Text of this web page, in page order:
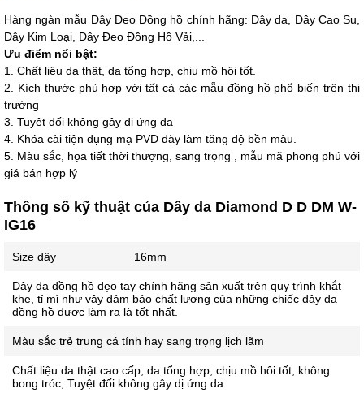
Số 28 Chùa Thông - Sơn Tây - Hà Nội
02437939481
Số 53 Trần Đăng Ninh - Cầu Giấy - Hà Nội
034 629 9090
Showroom 86: BH9A-SP.9A-63 Vinhomes Ocean Park 1, Dương
Xá, Gia Lâm, Thành phố Hà Nội
Hàng ngàn mẫu Dây Đeo Đồng hồ chính hãng: Dây da, Dây Cao Su,
Dây Kim Loại, Dây Đeo Đồng Hồ Vải,...
Ưu điểm nổi bật:
1. Chất liệu da thật, da tổng hợp, chịu mồ hôi tốt.
2. Kích thước phù hợp với tất cả các mẫu đồng hồ phổ biến trên thị
trường
3. Tuyệt đối không gây dị ứng da
4. Khóa cài tiện dụng mạ PVD dày làm tăng độ bền màu.
5. Màu sắc, họa tiết thời thượng, sang trọng , mẫu mã phong phú với
giá bán hợp lý
Thông số kỹ thuật của Dây da Diamond D D DM W-
IG16
Size dây 16mm
Dây da đồng hồ đẹo tay chính hãng sản xuất trên quy trình khắt
khe, tỉ mỉ như vậy đảm bảo chất lượng của những chiếc dây da
đồng hồ được làm ra là tốt nhất.
Màu sắc trẻ trung cá tính hay sang trọng lịch lãm
Chất liệu da thật cao cấp, da tổng hợp, chịu mồ hôi tốt, không
bong tróc, Tuyệt đối không gây dị ứng da.